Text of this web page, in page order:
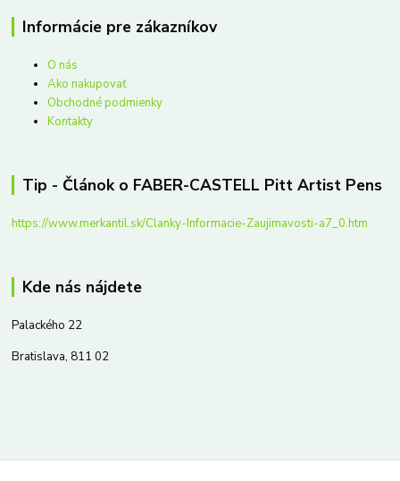
Informácie pre zákazníkov
O nás
Ako nakupovať
Obchodné podmienky
Kontakty
Tip - Článok o FABER-CASTELL Pitt Artist Pens
https://www.merkantil.sk/Clanky-Informacie-Zaujimavosti-a7_0.htm
Kde nás nájdete
Palackého 22
Bratislava, 811 02